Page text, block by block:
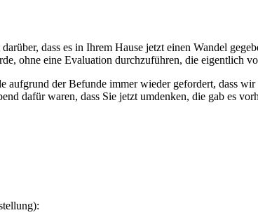
dass es in Ihrem Hause jetzt einen Wandel
ohne eine Evaluation durchzuführen, die eigentlich
der Befunde immer wieder gefordert, dass
dafür waren, dass Sie jetzt umdenken, die gab es